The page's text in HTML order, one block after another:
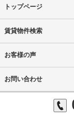
トップページ
賃貸物件検索
お客様の声
お問い合わせ